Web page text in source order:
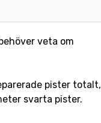
veta om
pister totalt,
svarta pister.